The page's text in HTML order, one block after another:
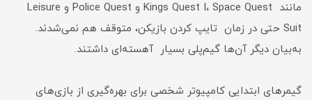
مانند Kings Quest I، Space Quest و Police Quest و Leisure
Suit حتی در زمان تایپ کردن بازیکن، متوقف هم نمی‌شدند.
به‌بیان دیگر آن‌ها گیم‌پلی بسیار آهسته‌ای داشتند.
گیمرهای ابتدایی کامپیوتر شخصی برای بهره‌گیری از بازی‌های